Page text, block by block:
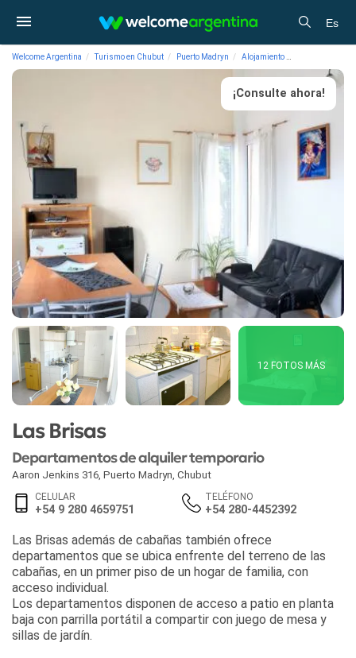
Es
Welcome Argentina Turismo en Chubut Puerto Madryn Alojamiento
¡Consulte ahora!
12 FOTOS MÁS
Las Brisas
Departamentos de alquiler temporario
Aaron Jenkins 316 Puerto Madryn Chubut
CELULAR
+54 9 280 4659751
TELÉFONO
+54 280-4452392
Las Brisas además de cabañas también ofrece
departamentos que se ubica enfrente del terreno de las
cabañas, en un primer piso de un hogar de familia, con
acceso individual.
Los departamentos disponen de acceso a patio en planta
baja con parrilla portátil a compartir con juego de mesa y
sillas de jardín.